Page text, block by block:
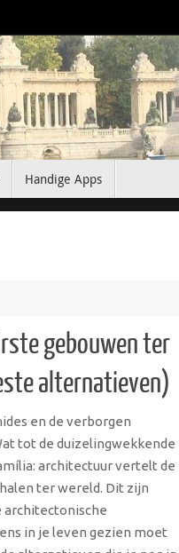
Handige Apps
gebouwen ter
alternatieven)
en de verborgen
tot de duizelingwekkende
architectuur vertelt de
ter wereld. Dit zijn
architectonische
in je leven gezien moet